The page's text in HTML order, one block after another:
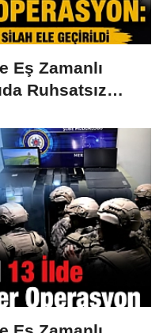
Eş Zamanlı
Ruhsatsız